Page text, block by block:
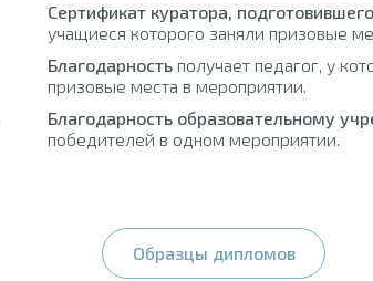
Сертификат куратора,
учащиеся которого заняли призовые
Благодарность получает педагог, у
призовые места в мероприятии.
Благодарность образовательному
победителей в одном мероприятии.
Образцы дипломов